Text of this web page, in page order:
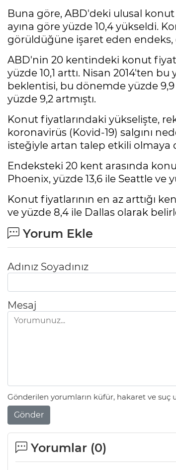
Buna göre, ABD'deki ulusal konut
ayına göre yüzde 10,4 yükseldi.
görüldüğüne işaret eden endeks,
ABD'nin 20 kentindeki konut
yüzde 10,1 arttı. Nisan 2014'ten
beklentisi, bu dönemde yüzde
yüzde 9,2 artmıştı.
Konut fiyatlarındaki yükselişte,
koronavirüs (Kovid-19) salgını
isteğiyle artan talep etkili olmaya
Endeksteki 20 kent arasında
Phoenix, yüzde 13,6 ile Seattle ve
Konut fiyatlarının en az arttığı
ve yüzde 8,4 ile Dallas olarak
Yorum Ekle
Adınız Soyadınız
Mesaj
Gönderilen yorumların küfür, hakaret ve suç
Gönder
Yorumlar (0)